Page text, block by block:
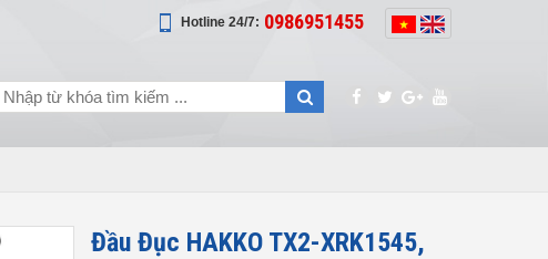
Hotline 24/7: 0986951455
Đầu Đục HAKKO TX2-XRK1545,